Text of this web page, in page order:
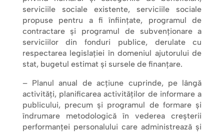
serviciile sociale existente, serviciile sociale
propuse pentru a fi înființate, programul de
contractare și programul de subvenționare a
serviciilor din fonduri publice, derulate cu
respectarea legislației în domeniul ajutorului de
stat, bugetul estimat și sursele de finanțare.
– Planul anual de acțiune cuprinde, pe lângă
activități, planificarea activităților de informare a
publicului, precum și programul de formare și
îndrumare metodologică în vederea creșterii
performanței personalului care administrează și